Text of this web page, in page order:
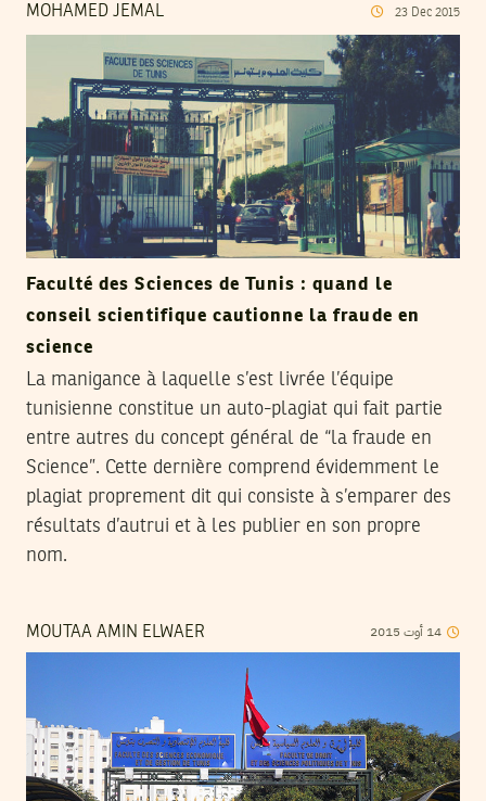
MOHAMED JEMAL 23 Dec 2015
Faculté des Sciences de Tunis : quand le
conseil scientifique cautionne la fraude en
science
La manigance à laquelle s’est livrée l’équipe
tunisienne constitue un auto-plagiat qui fait partie
entre autres du concept général de “la fraude en
Science”. Cette dernière comprend évidemment le
plagiat proprement dit qui consiste à s’emparer des
résultats d’autrui et à les publier en son propre
nom.
MOUTAA AMIN ELWAER 14 أوت 2015